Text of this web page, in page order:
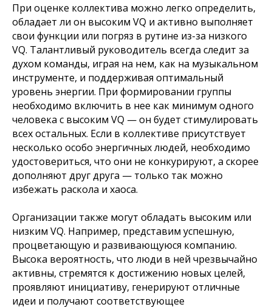
При оценке коллектива можно легко определить,
обладает ли он высоким VQ и активно выполняет
свои функции или погряз в рутине из-за низкого
VQ. Талантливый руководитель всегда следит за
духом команды, играя на нем, как на музыкальном
инструменте, и поддерживая оптимальный
уровень энергии. При формировании группы
необходимо включить в нее как минимум одного
человека с высоким VQ — он будет стимулировать
всех остальных. Если в коллективе присутствует
несколько особо энергичных людей, необходимо
удостовериться, что они не конкурируют, а скорее
дополняют друг друга — только так можно
избежать раскола и хаоса.
Организации также могут обладать высоким или
низким VQ. Например, представим успешную,
процветающую и развивающуюся компанию.
Высока вероятность, что люди в ней чрезвычайно
активны, стремятся к достижению новых целей,
проявляют инициативу, генерируют отличные
идеи и получают соответствующее